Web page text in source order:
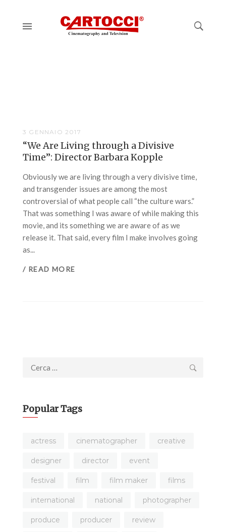
3 GENNAIO 2017
“We Are Living through a Divisive
Time”: Director Barbara Kopple
Obviously we are living through a very divisive time,
and transgender issues are among the most
controversial of what people call “the culture wars.”
That was something I was aware of while making this
movie, and its something we are aware of as we
release it. That said, every film I make involves going
as...
/ READ MORE
Ricerca
Popular Tags
actress cinematographer creative
designer director event
festival film film maker films
international national photographer
produce producer review